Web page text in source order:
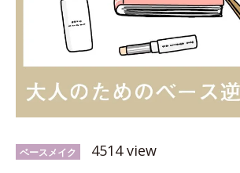
ベースメイク 4514 view